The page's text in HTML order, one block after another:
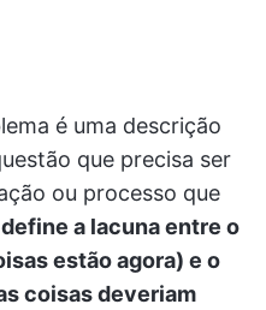
é uma descrição
que precisa ser
ou processo que
define a lacuna entre o
estão agora) e o
coisas deveriam